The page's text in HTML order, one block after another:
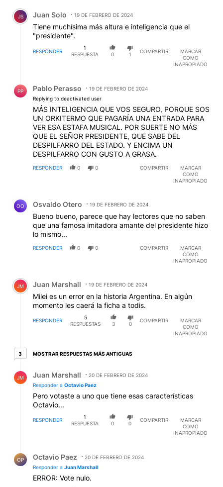
Comentario de Juan Solo.
JS Juan Solo 19 DE FEBRERO DE 2024
Tiene muchísima más altura e inteligencia que el
"presidente".
RESPONDER
1
RESPUESTA
0 1
COMPARTIR
MARCAR
COMO
INAPROPIADO
PP Pablo Perasso
19 DE FEBRERO DE 2024
Replying to deactivated user
MÁS INTELIGENCIA QUE VOS SEGURO, PORQUE SOS
UN ORKITERMO QUE PAGARÍA UNA ENTRADA PARA
VER ESA ESTAFA MUSICAL. POR SUERTE NO MÁS
QUE EL SEÑOR PRESIDENTE, QUE SABE DEL
DESPILFARRO DEL ESTADO. Y ENCIMA UN
DESPILFARRO CON GUSTO A GRASA.
RESPONDER 0 0 COMPARTIR
MARCAR
COMO
INAPROPIADO
OO Osvaldo Otero 19 DE FEBRERO DE 2024
Bueno bueno, parece que hay lectores que no saben
que una famosa imitadora amante del presidente hizo
lo mismo...
RESPONDER 0 0 COMPARTIR
MARCAR
COMO
INAPROPIADO
Comentario de Juan Marshall.
JM Juan Marshall 19 DE FEBRERO DE 2024
Milei es un error en la historia Argentina. En algún
momento les caerá la ficha a todis.
RESPONDER
5
RESPUESTAS
3 0
COMPARTIR
MARCAR
COMO
INAPROPIADO
33 respuestas más antiguas
MOSTRAR RESPUESTAS MÁS ANTIGUAS
JM Juan Marshall
20 DE FEBRERO DE 2024
Responder a Octavio Paez
Pero votaste a uno que tiene esas características
Octavio...
RESPONDER
1
RESPUESTA
0 0
COMPARTIR
MARCAR
COMO
INAPROPIADO
OP Octavio Paez
20 DE FEBRERO DE 2024
Responder a Juan Marshall
ERROR: Vote nulo.